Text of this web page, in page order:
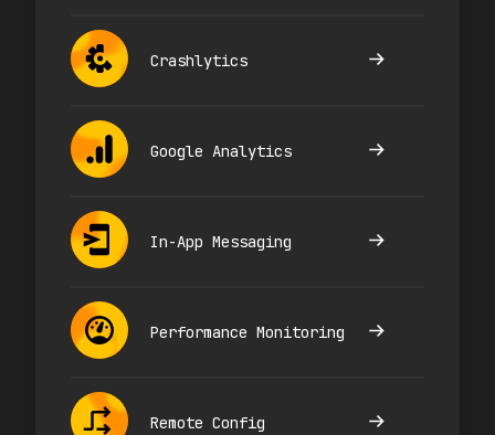
Crashlytics
Google Analytics
In-App Messaging
Performance Monitoring
Remote Config